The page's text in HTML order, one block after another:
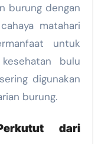
burung dengan
matahari
untuk
bulu
digunakan
burung.
dari